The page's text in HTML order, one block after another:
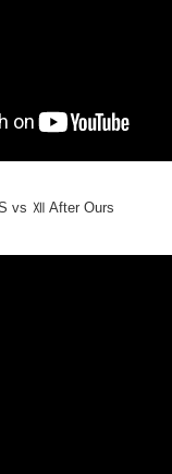
vs Ⅻ After Ours